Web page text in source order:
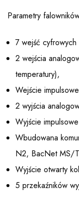
Parametry
7 wejść
2 wejścia
temperatury),
Wejście
2 wyjścia
Wyjście
Wbudowana
N2, BacNet MS/
Wyjście otwarty
5 przekaźników